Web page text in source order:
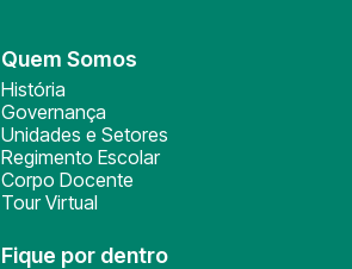
Quem Somos
História
Governança
Unidades e Setores
Regimento Escolar
Corpo Docente
Tour Virtual
Fique por dentro